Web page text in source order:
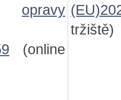
opravy
(online
tržiště)